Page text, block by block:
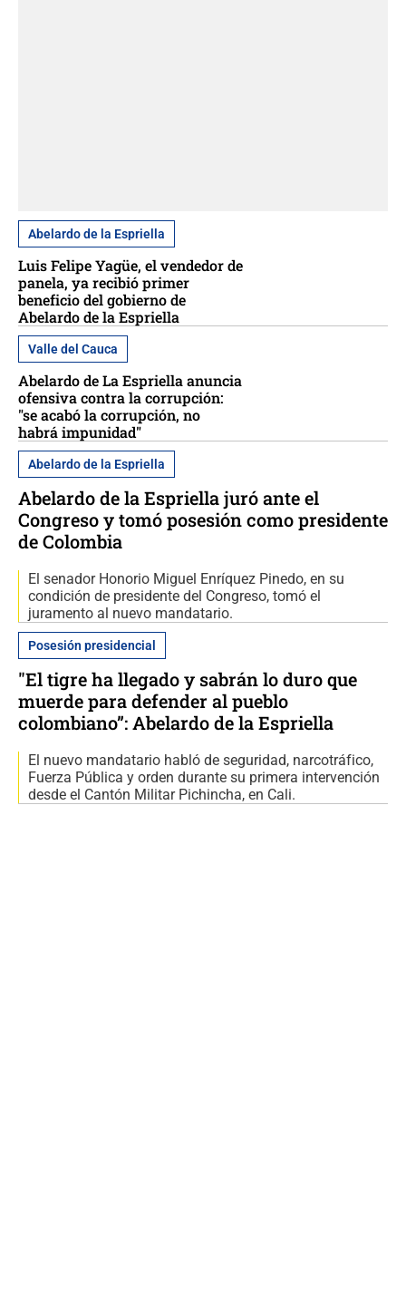
Abelardo de la Espriella
Luis Felipe Yagüe, el vendedor de
panela, ya recibió primer
beneficio del gobierno de
Abelardo de la Espriella
Valle del Cauca
Abelardo de La Espriella anuncia
ofensiva contra la corrupción:
"se acabó la corrupción, no
habrá impunidad"
Abelardo de la Espriella
Abelardo de la Espriella juró ante el
Congreso y tomó posesión como presidente
de Colombia
El senador Honorio Miguel Enríquez Pinedo, en su
condición de presidente del Congreso, tomó el
juramento al nuevo mandatario.
Posesión presidencial
"El tigre ha llegado y sabrán lo duro que
muerde para defender al pueblo
colombiano”: Abelardo de la Espriella
El nuevo mandatario habló de seguridad, narcotráfico,
Fuerza Pública y orden durante su primera intervención
desde el Cantón Militar Pichincha, en Cali.